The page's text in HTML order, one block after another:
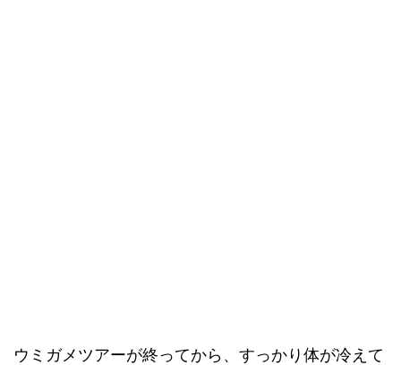
ウミガメツアーが終ってから、すっかり体が冷えて